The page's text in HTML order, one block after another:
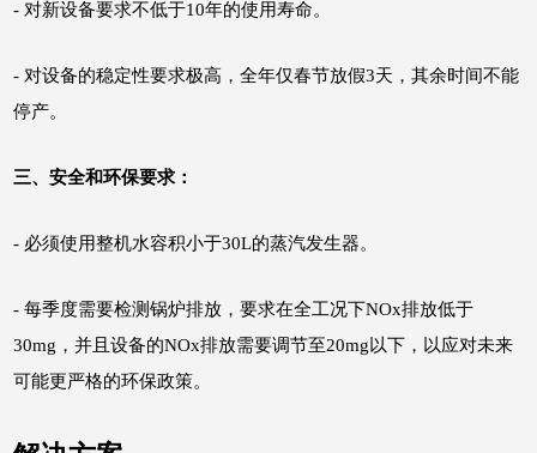
- 对新设备要求不低于10年的使用寿命。
- 对设备的稳定性要求极高，全年仅春节放假3天，其余时间不能
停产。
三、安全和环保要求：
- 必须使用整机水容积小于30L的蒸汽发生器。
- 每季度需要检测锅炉排放，要求在全工况下NOx排放低于
30mg，并且设备的NOx排放需要调节至20mg以下，以应对未来
可能更严格的环保政策。